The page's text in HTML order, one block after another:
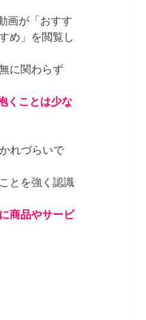
画が「おすす
め」を閲覧し
に関わらず
くことは少な
れづらいで
とを強く認識
商品やサービ